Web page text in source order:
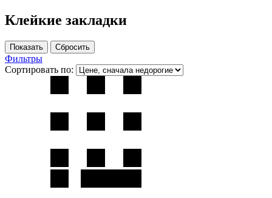
Клейкие закладки
Фильтры
Сортировать по: